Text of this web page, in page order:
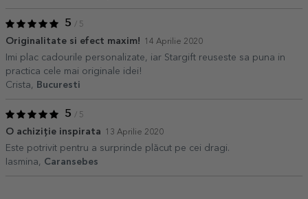
5 / 5
Originalitate si efect maxim! 14 Aprilie 2020
Imi plac cadourile personalizate, iar Stargift reuseste sa puna in
practica cele mai originale idei!
Crista,
Bucuresti
5 / 5
O achiziție inspirata 13 Aprilie 2020
Este potrivit pentru a surprinde plăcut pe cei dragi.
Iasmina, Caransebes